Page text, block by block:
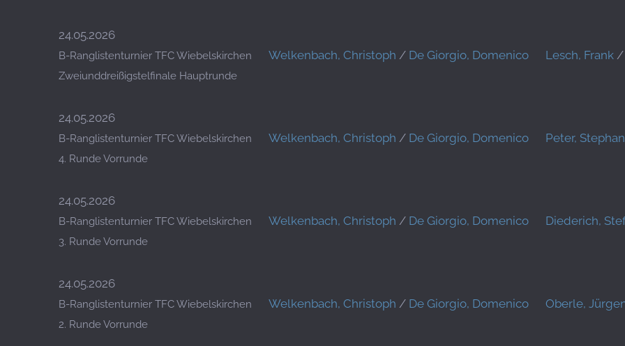
24.05.2026
B-Ranglistenturnier TFC Wiebelskirchen
Zweiunddreißigstelfinale Hauptrunde
Welkenbach, Christoph / De Giorgio, Domenico Lesch, Frank /
24.05.2026
B-Ranglistenturnier TFC Wiebelskirchen
4. Runde Vorrunde
Welkenbach, Christoph / De Giorgio, Domenico Peter, Stephan
24.05.2026
B-Ranglistenturnier TFC Wiebelskirchen
3. Runde Vorrunde
Welkenbach, Christoph / De Giorgio, Domenico Diederich,
24.05.2026
B-Ranglistenturnier TFC Wiebelskirchen
2. Runde Vorrunde
Welkenbach, Christoph / De Giorgio, Domenico Oberle,